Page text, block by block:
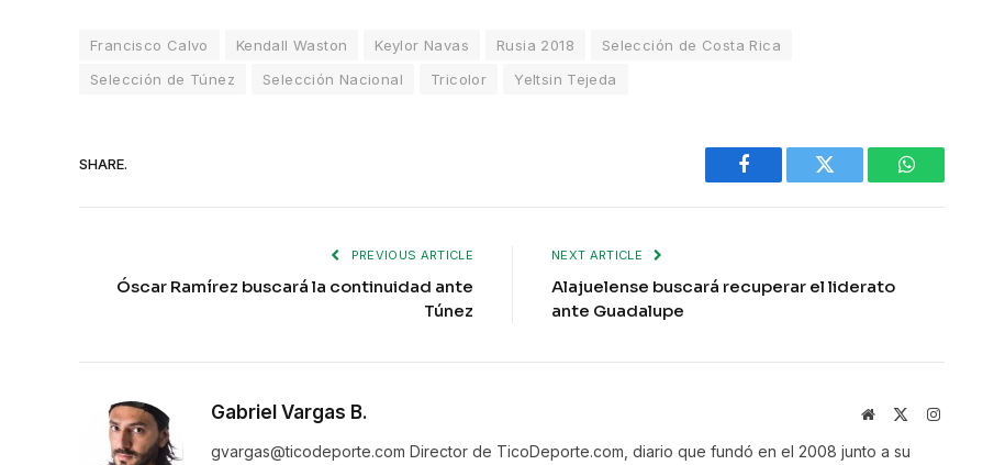
Francisco Calvo Kendall Waston Keylor Navas Rusia 2018
Selección de Costa Rica
Selección de Túnez
Selección Nacional Tricolor Yeltsin Tejeda
SHARE.
Facebook Twitter WhatsApp
PREVIOUS ARTICLE
Óscar Ramírez buscará la continuidad ante
Túnez
NEXT ARTICLE
Alajuelense buscará recuperar el liderato
ante Guadalupe
Gabriel Vargas B. Website Instagram
gvargas@ticodeporte.com Director de TicoDeporte.com, diario que fundó en el 2008 junto a su